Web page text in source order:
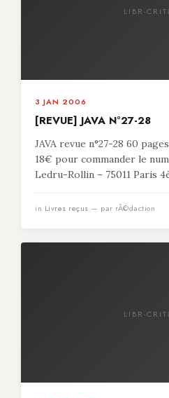
LIBR-
3 JAN 2006
[REVUE] JAVA N°27-28
JAVA revue n°27-28 60
18€ pour commander le
Ledru-Rollin – 75011 Paris
in Livres reçus — par rÃ©daction
LIBR-